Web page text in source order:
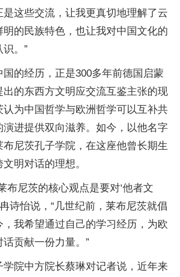
这些交流，让我更真切地理解了云
的民族特色，也让我对中国文化的
。”
国的经历，正是300多年前德国启蒙
的东西方文明应交流互鉴主张的现
认为中国哲学与欧洲哲学可以互补共
进提供双向滋养。如今，以他名字
尼茨孔子学院，在这座他曾长期生
明对话的理想。
布尼茨的核心观点是要对‘他者文
诗怡说，“几世纪前，莱布尼茨就倡
我希望通过自己的学习经历，为欧
贡献一份力量。”
学院中方院长蔡琳对记者说，近年来